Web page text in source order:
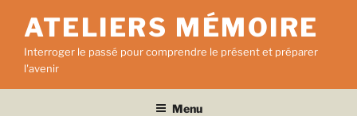
contenu
principal
ATELIERS MÉMOIRE
Interroger le passé pour comprendre le présent et préparer
l'avenir
Menu